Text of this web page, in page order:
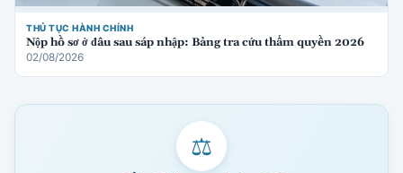
THỦ TỤC HÀNH CHÍNH
Nộp hồ sơ ở đâu sau sáp nhập: Bảng tra cứu thẩm quyền 2026
02/08/2026
⚖